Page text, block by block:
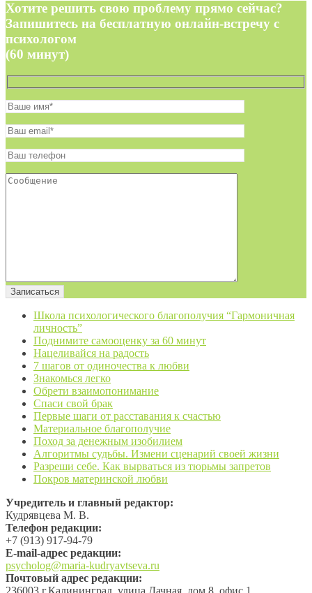
Хотите решить свою проблему прямо сейчас?
Запишитесь на бесплатную онлайн-встречу с
психологом
(60 минут)
Школа психологического благополучия “Гармоничная
личность”
Поднимите самооценку за 60 минут
Нацеливайся на радость
7 шагов от одиночества к любви
Знакомься легко
Обрети взаимопонимание
Спаси свой брак
Первые шаги от расставания к счастью
Материальное благополучие
Поход за денежным изобилием
Алгоритмы судьбы. Измени сценарий своей жизни
Разреши себе. Как вырваться из тюрьмы запретов
Покров материнской любви
Учредитель и главный редактор:
Кудрявцева М. В.
Телефон редакции:
+7 (913) 917-94-79
Е-mail-адрес редакции:
psycholog@maria-kudryavtseva.ru
Почтовый адрес редакции: